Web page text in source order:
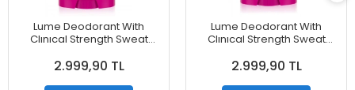
Lume Deodorant With
Clınıcal Strength Sweat
Smooth Solid Antiperspirant
2.999,90 TL
Lume Deodorant With
Clınıcal Strength Sweat
Solid Antiperspirant
2.999,90 TL